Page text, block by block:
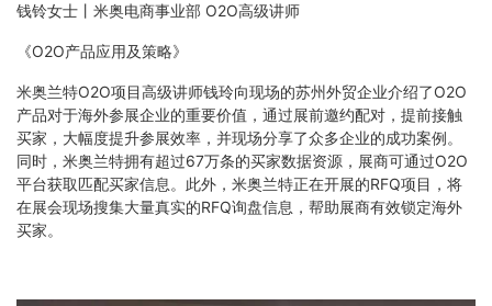
钱铃女士丨米奥电商事业部 O2O高级讲师
《O2O产品应用及策略》
米奥兰特O2O项目高级讲师钱玲向现场的苏州外贸企业介绍了O2O
产品对于海外参展企业的重要价值，通过展前邀约配对，提前接触
买家，大幅度提升参展效率，并现场分享了众多企业的成功案例。
同时，米奥兰特拥有超过67万条的买家数据资源，展商可通过O2O
平台获取匹配买家信息。此外，米奥兰特正在开展的RFQ项目，将
在展会现场搜集大量真实的RFQ询盘信息，帮助展商有效锁定海外
买家。